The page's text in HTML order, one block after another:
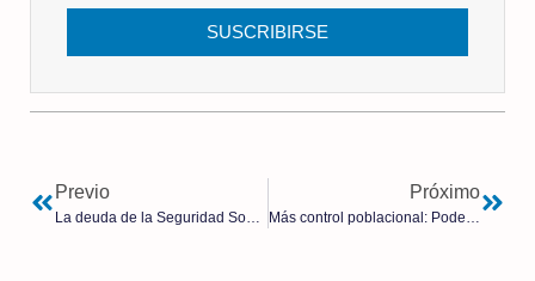
SUSCRIBIRSE
Previo Próximo